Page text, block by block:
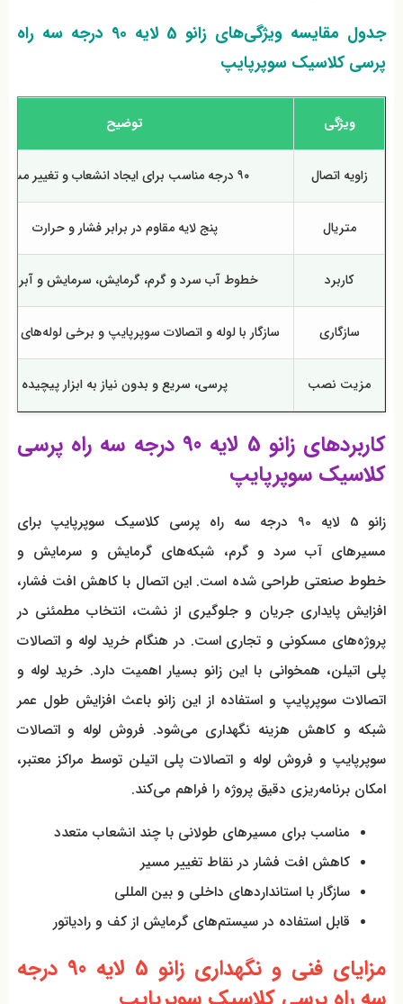
جدول مقایسه ویژگی‌های زانو 5 لایه 90 درجه سه راه
پرسی کلاسیک سوپرپایپ
ویژگی توضیح
زاویه اتصال ۹۰ درجه مناسب برای ایجاد انشعاب و تغییر مسیر
متریال پنج لایه مقاوم در برابر فشار و حرارت
کاربرد خطوط آب سرد و گرم، گرمایش، سرمایش و
سازگاری سازگار با لوله و اتصالات سوپرپایپ و برخی لوله‌های
مزیت نصب پرسی، سریع و بدون نیاز به ابزار پیچیده
کاربردهای زانو 5 لایه 90 درجه سه راه پرسی
کلاسیک سوپرپایپ
زانو 5 لایه 90 درجه سه راه پرسی کلاسیک سوپرپایپ برای
مسیرهای آب سرد و گرم، شبکه‌های گرمایش و سرمایش و
خطوط صنعتی طراحی شده است. این اتصال با کاهش افت فشار،
افزایش پایداری جریان و جلوگیری از نشت، انتخاب مطمئنی در
پروژه‌های مسکونی و تجاری است. در هنگام خرید لوله و اتصالات
پلی اتیلن، همخوانی با این زانو بسیار اهمیت دارد. خرید لوله و
اتصالات سوپرپایپ و استفاده از این زانو باعث افزایش طول عمر
شبکه و کاهش هزینه نگهداری می‌شود. فروش لوله و اتصالات
سوپرپایپ و فروش لوله و اتصالات پلی اتیلن توسط مراکز معتبر،
امکان برنامه‌ریزی دقیق پروژه را فراهم می‌کند.
مناسب برای مسیرهای طولانی با چند انشعاب متعدد
کاهش افت فشار در نقاط تغییر مسیر
سازگار با استانداردهای داخلی و بین المللی
قابل استفاده در سیستم‌های گرمایش از کف و رادیاتور
مزایای فنی و نگهداری زانو 5 لایه 90 درجه